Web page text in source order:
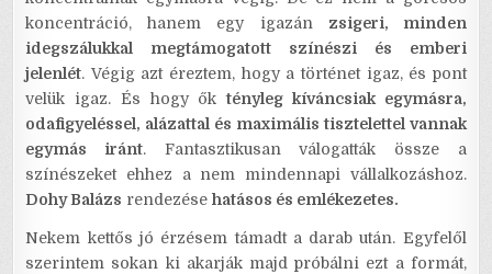
koncentráció, hanem egy igazán zsigeri, minden
idegszálukkal megtámogatott színészi és emberi
jelenlét. Végig azt éreztem, hogy a történet igaz, és pont
velük igaz. És hogy őktényleg kíváncsiak egymásra,
odafigyeléssel, alázattal és maximális tisztelettel vannak
egymás iránt. Fantasztikusan válogatták össze a
színészeket ehhez a nem mindennapi vállalkozáshoz.
Dohy Balázs rendezésehatásos és emlékezetes.
Nekem kettős jó érzésem támadt a darab után. Egyfelől
szerintem sokan ki akarják majd próbálni ezt a formát,